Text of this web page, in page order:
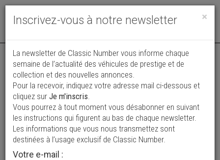
Toggle
Vos annonces vues par
plus de 4 millions de collectionneurs
Ajouter une annonce
×
Inscrivez-vous à notre newsletter
La newsletter de Classic Number vous informe chaque
semaine de l’actualité des véhicules de prestige et de
collection et des nouvelles annonces.
Pour la recevoir, indiquez votre adresse mail ci-dessous et
cliquez sur Je m'inscris.
Vous pourrez à tout moment vous désabonner en suivant
les instructions qui figurent au bas de chaque newsletter.
Les informations que vous nous transmettez sont
destinées à l’usage exclusif de Classic Number.
Votre e-mail :